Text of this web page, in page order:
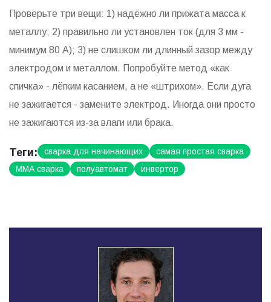
Проверьте три вещи: 1) надёжно ли прижата масса к
металлу; 2) правильно ли установлен ток (для 3 мм -
минимум 80 А); 3) не слишком ли длинный зазор между
электродом и металлом. Попробуйте метод «как
спичка» - лёгким касанием, а не «штрихом». Если дуга
не зажигается - замените электрод. Иногда они просто
не зажигаются из-за влаги или брака.
Теги: сварка для начинающих
самая простая сварка
ММА сварка
полуавтомат инвертор